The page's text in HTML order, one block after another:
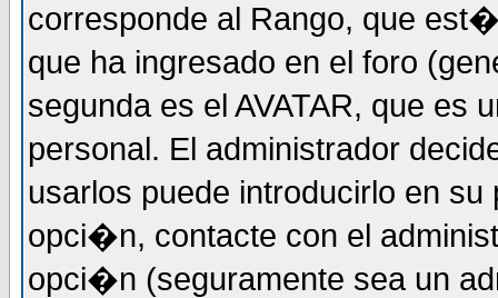
corresponde al Rango, que
que ha ingresado en el foro
segunda es el AVATAR, que
personal. El administrador
usarlos puede introducirlo en
opci�n, contacte con el
opci�n (seguramente sea un